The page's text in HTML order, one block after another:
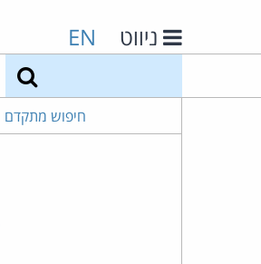
ניווט EN
חיפוש מתקדם